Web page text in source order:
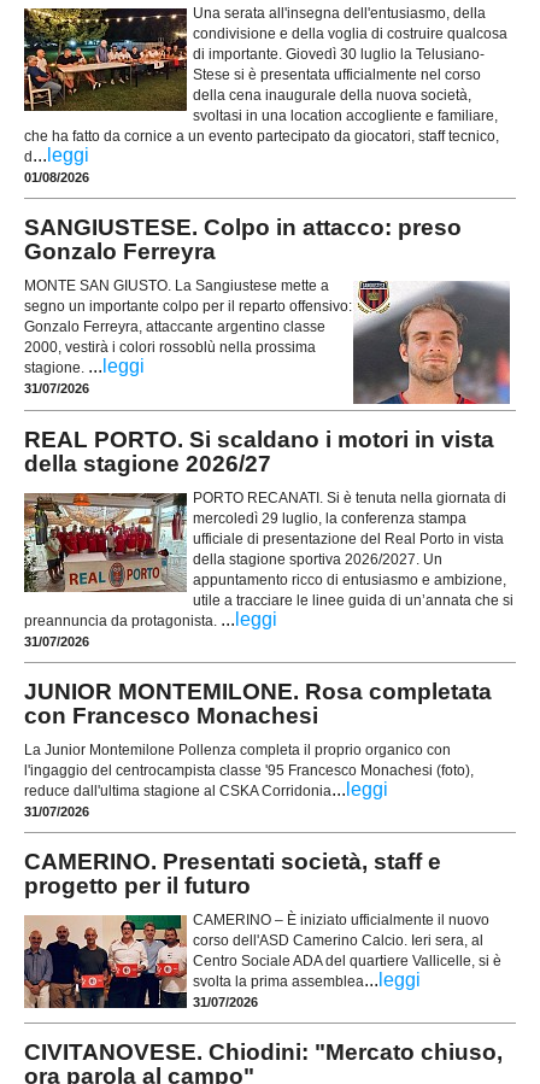
Una serata all'insegna dell'entusiasmo, della
condivisione e della voglia di costruire qualcosa
di importante. Giovedì 30 luglio la Telusiano-
Stese si è presentata ufficialmente nel corso
della cena inaugurale della nuova società,
svoltasi in una location accogliente e familiare,
che ha fatto da cornice a un evento partecipato da giocatori, staff tecnico,
d ... leggi
01/08/2026
SANGIUSTESE. Colpo in attacco: preso
Gonzalo Ferreyra
MONTE SAN GIUSTO. La Sangiustese mette a
segno un importante colpo per il reparto offensivo:
Gonzalo Ferreyra, attaccante argentino classe
2000, vestirà i colori rossoblù nella prossima
stagione. ... leggi
31/07/2026
REAL PORTO. Si scaldano i motori in vista
della stagione 2026/27
PORTO RECANATI. Si è tenuta nella giornata di
mercoledì 29 luglio, la conferenza stampa
ufficiale di presentazione del Real Porto in vista
della stagione sportiva 2026/2027. Un
appuntamento ricco di entusiasmo e ambizione,
utile a tracciare le linee guida di un’annata che si
preannuncia da protagonista. ... leggi
31/07/2026
JUNIOR MONTEMILONE. Rosa completata
con Francesco Monachesi
La Junior Montemilone Pollenza completa il proprio organico con
l'ingaggio del centrocampista classe '95 Francesco Monachesi (foto),
reduce dall'ultima stagione al CSKA Corridonia... leggi
31/07/2026
CAMERINO. Presentati società, staff e
progetto per il futuro
CAMERINO – È iniziato ufficialmente il nuovo
corso dell'ASD Camerino Calcio. Ieri sera, al
Centro Sociale ADA del quartiere Vallicelle, si è
svolta la prima assemblea... leggi
31/07/2026
CIVITANOVESE. Chiodini: "Mercato chiuso,
ora parola al campo"